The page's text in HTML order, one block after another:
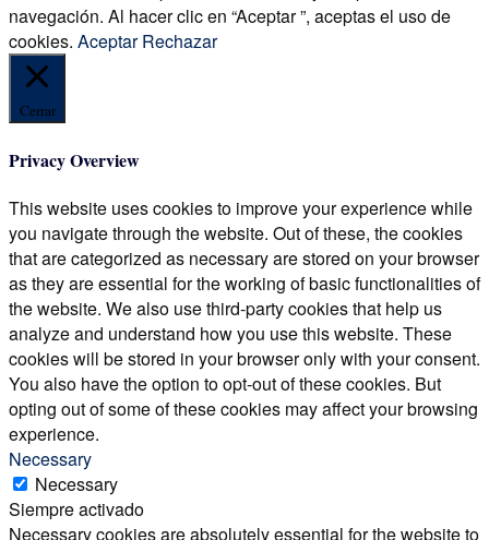
navegación. Al hacer clic en “Aceptar ”, aceptas el uso de
cookies. Aceptar Rechazar
Cerrar
Privacy Overview
This website uses cookies to improve your experience while
you navigate through the website. Out of these, the cookies
that are categorized as necessary are stored on your browser
as they are essential for the working of basic functionalities of
the website. We also use third-party cookies that help us
analyze and understand how you use this website. These
cookies will be stored in your browser only with your consent.
You also have the option to opt-out of these cookies. But
opting out of some of these cookies may affect your browsing
experience.
Necessary
Necessary
Siempre activado
Necessary cookies are absolutely essential for the website to